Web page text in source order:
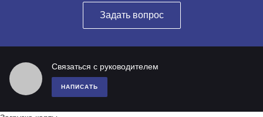
Задать вопрос
Связаться с руководителем
НАПИСАТЬ